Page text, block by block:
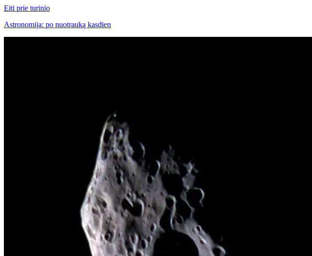
Eiti prie turinio
Astronomija: po nuotrauką kasdien